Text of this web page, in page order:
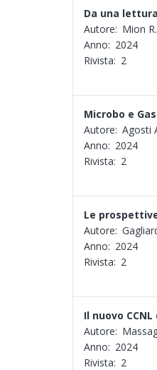
Da una
Autore: Mion R.
Anno: 2024
Rivista: 2
Microbo e
Autore: Agosti
Anno: 2024
Rivista: 2
Le
Autore:
Anno: 2024
Rivista: 2
Il nuovo
Autore:
Anno: 2024
Rivista: 2